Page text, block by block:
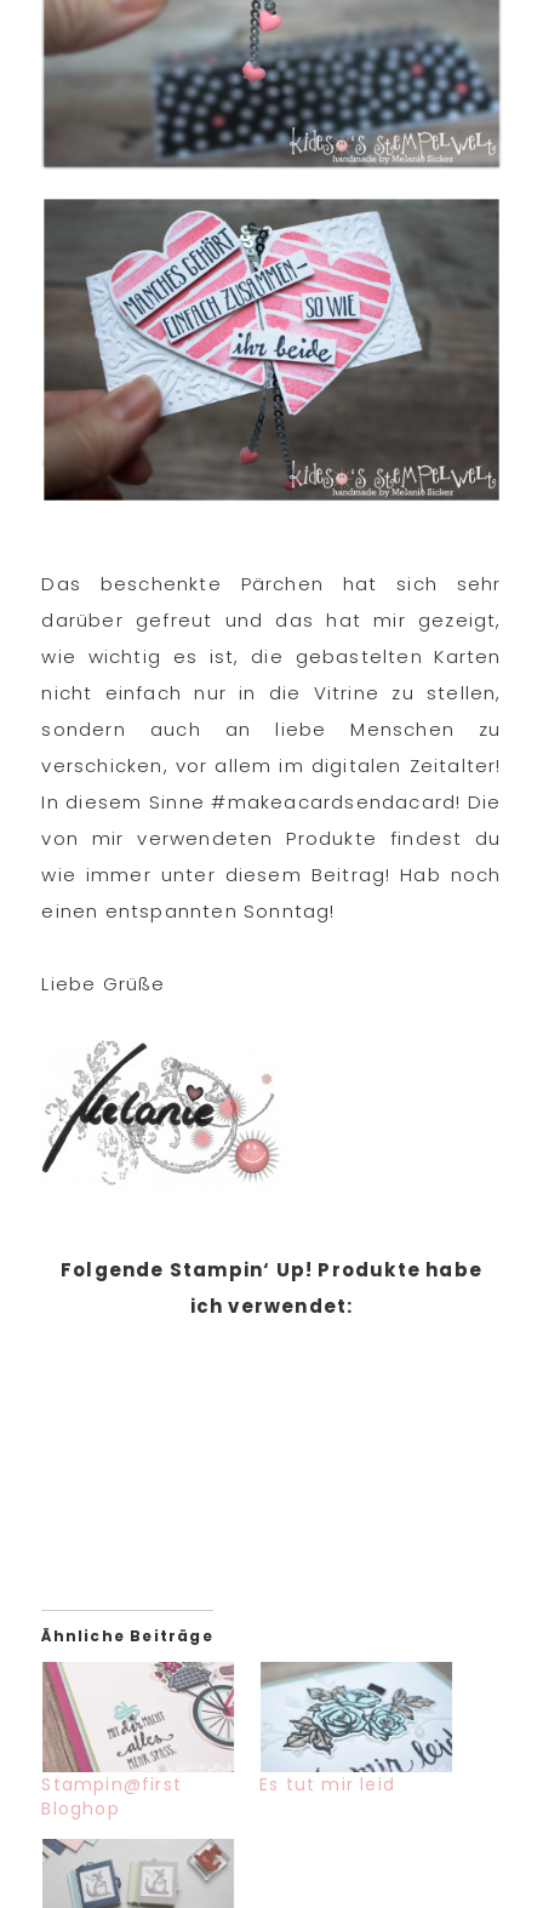
Das beschenkte Pärchen hat sich sehr
darüber gefreut und das hat mir gezeigt,
wie wichtig es ist, die gebastelten Karten
nicht einfach nur in die Vitrine zu stellen,
sondern auch an liebe Menschen zu
verschicken, vor allem im digitalen Zeitalter!
In diesem Sinne #makeacardsendacard! Die
von mir verwendeten Produkte findest du
wie immer unter diesem Beitrag! Hab noch
einen entspannten Sonntag!
Liebe Grüße
Folgende Stampin‘ Up! Produkte habe
ich verwendet:
Ähnliche Beiträge
Stampin@first
Bloghop
Es tut mir leid